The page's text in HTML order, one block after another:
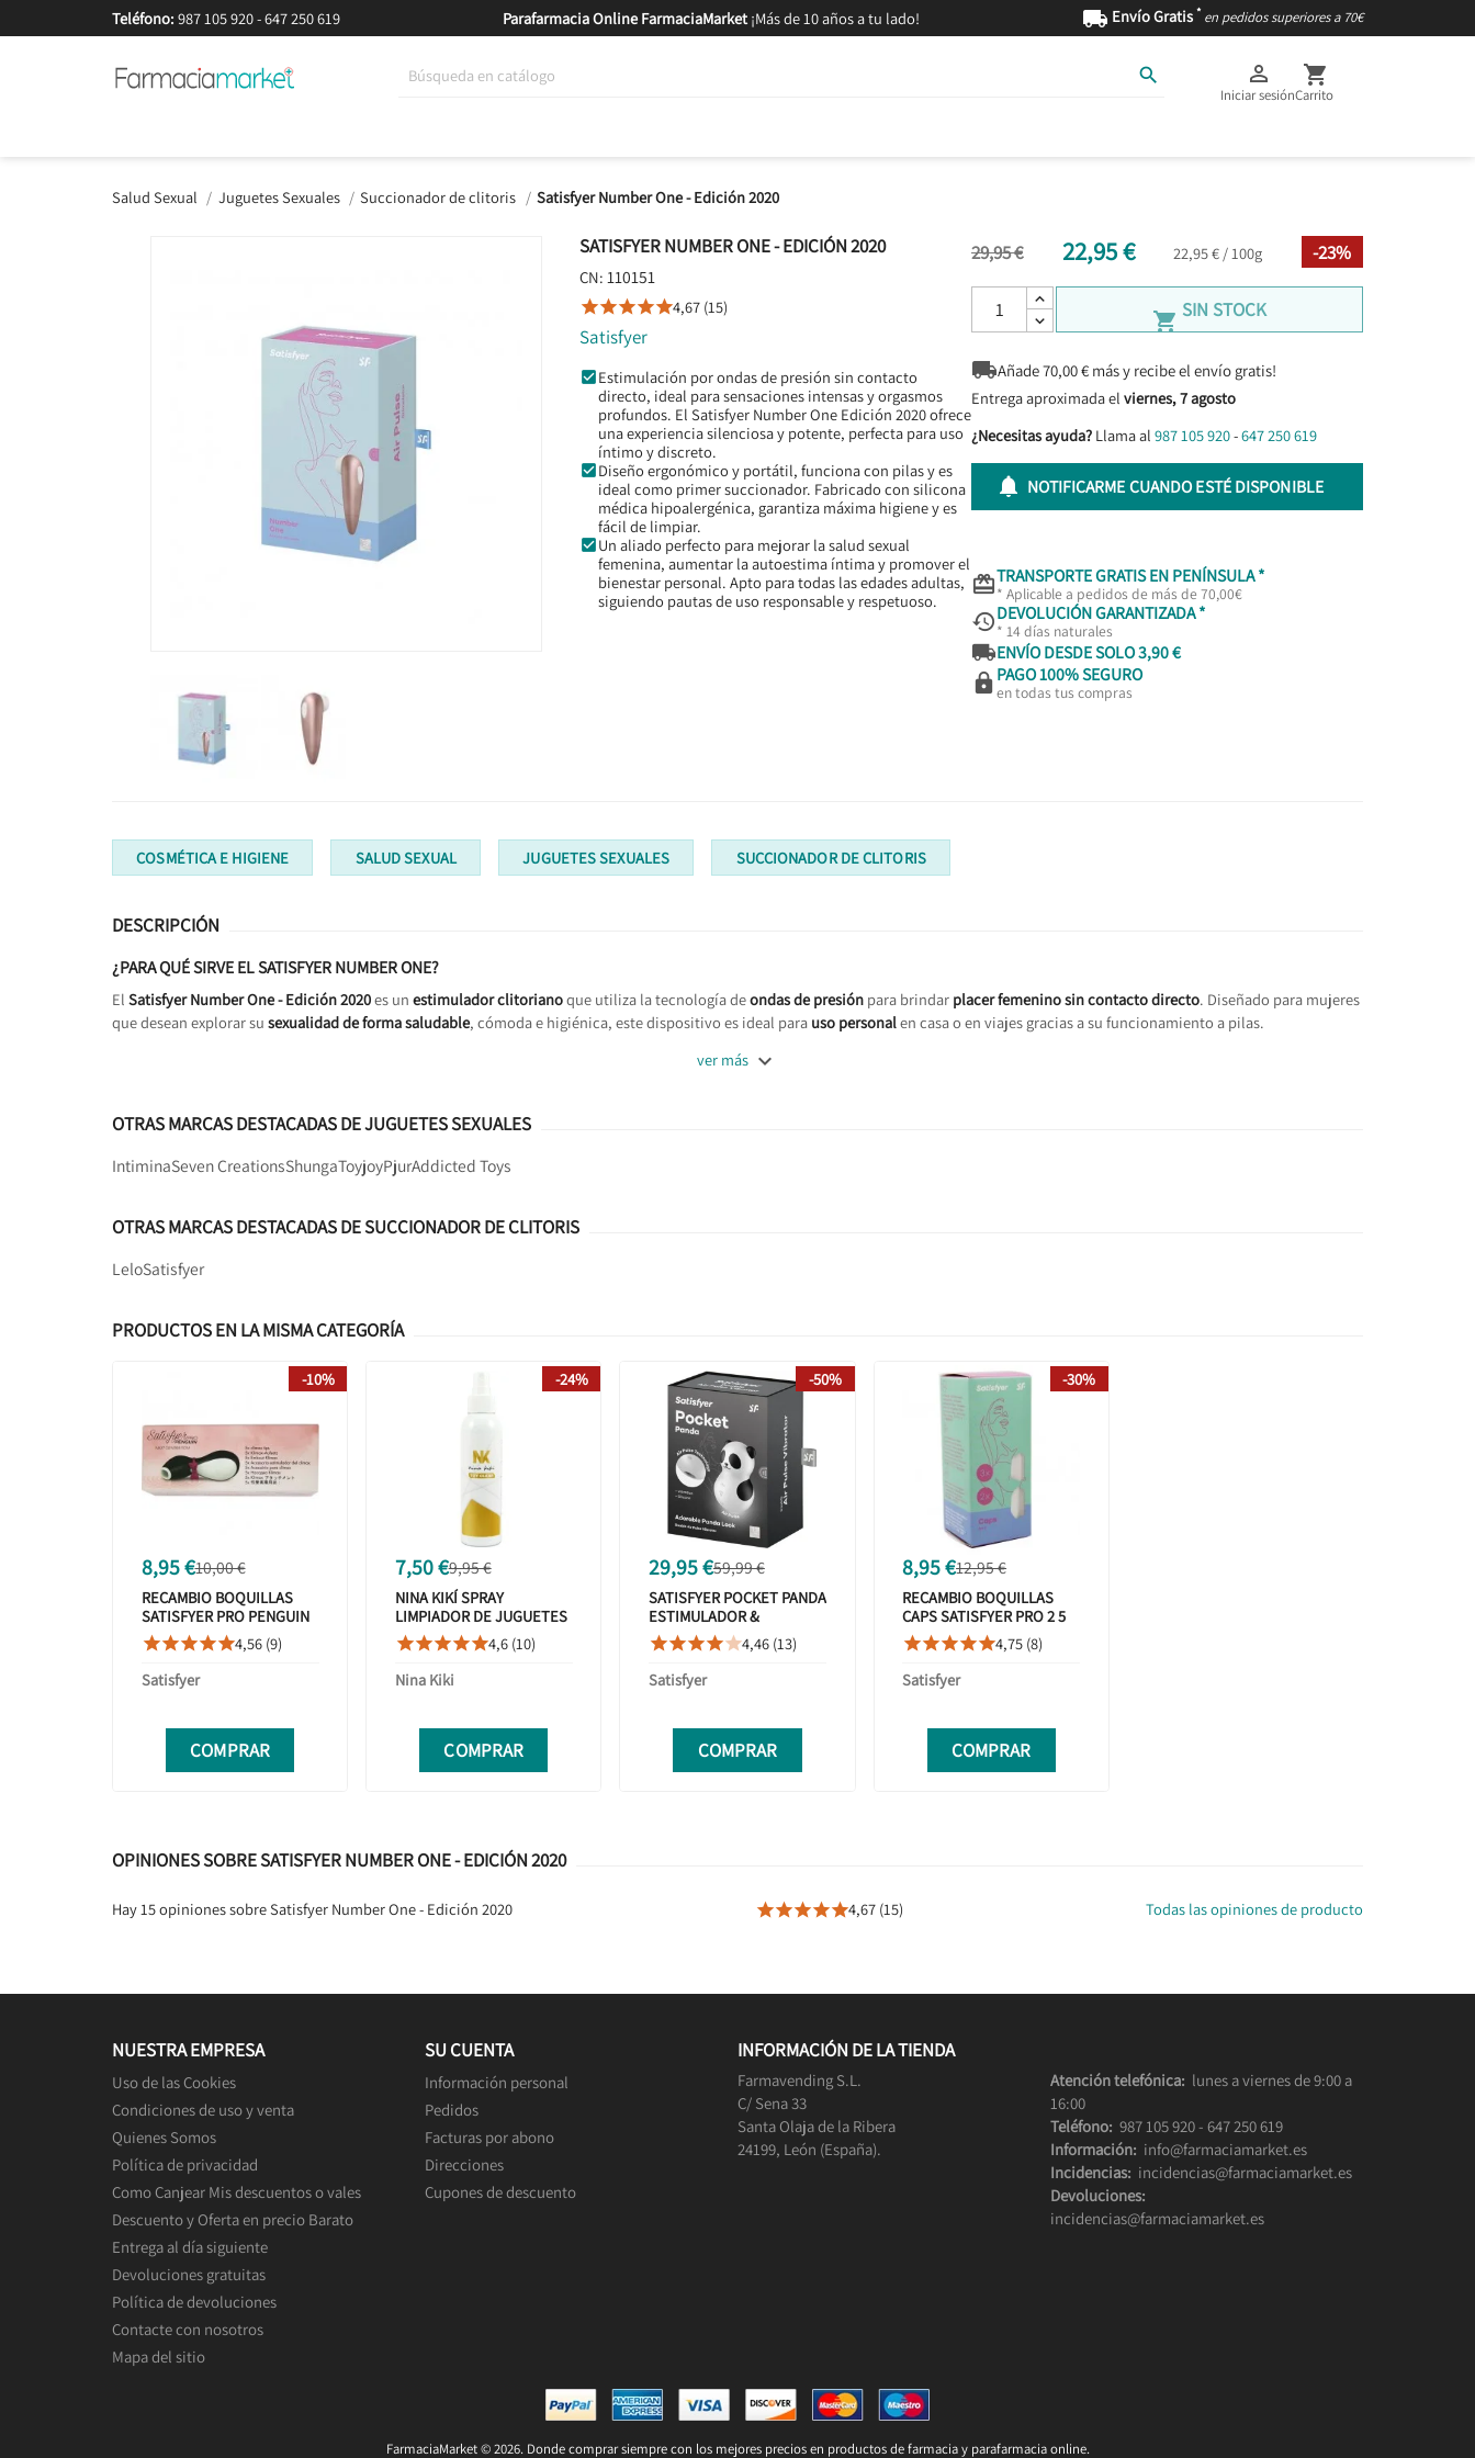
Teléfono: 987 105 920-647 250 619 Parafarmacia Online FarmaciaMarket¡Más de 10 años a tu lado!  Envío Gratis * en pedidos superiores a 70€
 
Iniciar sesión

Carrito
Salud Sexual Juguetes Sexuales Succionador de clitoris Satisfyer Number One - Edición 2020
SATISFYER NUMBER ONE - EDICIÓN 2020
CN: 110151
4,67 (15)
Satisfyer
Estimulación por ondas de presión sin contacto
directo, ideal para sensaciones intensas y orgasmos
profundos. El Satisfyer Number One Edición 2020 ofrece
una experiencia silenciosa y potente, perfecta para uso
íntimo y discreto.
Diseño ergonómico y portátil, funciona con pilas y es
ideal como primer succionador. Fabricado con silicona
médica hipoalergénica, garantiza máxima higiene y es
fácil de limpiar.
Un aliado perfecto para mejorar la salud sexual
femenina, aumentar la autoestima íntima y promover el
bienestar personal. Apto para todas las edades adultas,
siguiendo pautas de uso responsable y respetuoso.
29,95 € 22,95 € 22,95 € / 100g -23%
 SIN STOCK
Añade70,00€ más y recibe el envío gratis!
Entrega aproximada el viernes, 7 agosto
¿Necesitas ayuda? Llama al 987 105 920-647 250 619
 NOTIFICARME CUANDO ESTÉ DISPONIBLE
TRANSPORTE GRATIS EN PENÍNSULA *
* Aplicable a pedidos de más de 70,00€
DEVOLUCIÓN GARANTIZADA *
* 14 días naturales
ENVÍO DESDE SOLO 3,90 €
 PAGO 100% SEGURO
en todas tus compras
COSMÉTICA E HIGIENE SALUD SEXUAL JUGUETES SEXUALES SUCCIONADOR DE CLITORIS
DESCRIPCIÓN
¿PARA QUÉ SIRVE EL SATISFYER NUMBER ONE?
El Satisfyer Number One - Edición 2020es un estimulador clitorianoque utiliza la tecnología deondas de presión para brindar placer femenino sin contacto directo. Diseñado para mujeres
que desean explorar su sexualidad de forma saludable, cómoda e higiénica, este dispositivo es ideal para uso personalen casa o en viajes gracias a su funcionamiento a pilas.
ver más 
OTRAS MARCAS DESTACADAS DE JUGUETES SEXUALES
IntiminaSeven CreationsShungaToyjoyPjurAddicted Toys
OTRAS MARCAS DESTACADAS DE SUCCIONADOR DE CLITORIS
LeloSatisfyer
PRODUCTOS EN LA MISMA CATEGORÍA
8,95 €10,00 €
RECAMBIO BOQUILLAS
SATISFYER PRO PENGUIN
5 UNIDADES
4,56 (9)
Satisfyer
COMPRAR
-10%
7,50 €9,95 €
NINA KIKÍ SPRAY
LIMPIADOR DE JUGUETES
150ML
4,6 (10)
Nina Kiki
COMPRAR
-24%
29,95 €59,99 €
SATISFYER POCKET PANDA
ESTIMULADOR &
VIBRADOR BLANCO Y
NEGRO
4,46 (13)
Satisfyer
COMPRAR
-50%
8,95 €12,95 €
RECAMBIO BOQUILLAS
CAPS SATISFYER PRO 2 5
UNIDADES
4,75 (8)
Satisfyer
COMPRAR
-30%
OPINIONES SOBRE SATISFYER NUMBER ONE - EDICIÓN 2020
Hay 15 opiniones sobre Satisfyer Number One - Edición 2020 4,67 (15) Todas las opiniones de producto
NUESTRA EMPRESA
Uso de las Cookies
Condiciones de uso y venta
Quienes Somos
Política de privacidad
Como Canjear Mis descuentos o vales
Descuento y Oferta en precio Barato
Entrega al día siguiente
Devoluciones gratuitas
Política de devoluciones
Contacte con nosotros
Mapa del sitio
SU CUENTA
Información personal
Pedidos
Facturas por abono
Direcciones
Cupones de descuento
INFORMACIÓN DE LA TIENDA
Farmavending S.L.
C/ Sena 33
Santa Olaja de la Ribera
24199, León (España).
Atención telefónica: lunes a viernes de 9:00 a
16:00
Teléfono: 987 105 920- 647 250 619
Información: info@farmaciamarket.es
Incidencias: incidencias@farmaciamarket.es
Devoluciones:
incidencias@farmaciamarket.es
FarmaciaMarket © 2026. Donde comprar siempre con los mejores precios en productos de farmacia y parafarmacia online.